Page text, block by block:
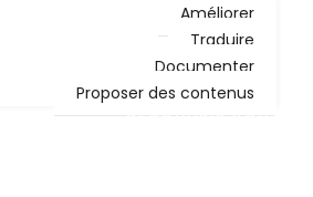
Améliorer
Traduire
Documenter
Proposer des contenus
DÉCOUVRIR KOHA